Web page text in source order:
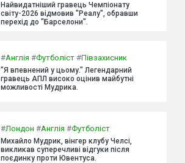
Найвидатніший гравець Чемпіонату
світу-2026 відмовив "Реалу", обравши
перехід до "Барселони".
#Англія #Футболіст #Півзахисник
"Я впевнений у цьому." Легендарний
гравець АПЛ високо оцінив майбутні
можливості Мудрика.
#Лондон #Англія #Футболіст
Михайло Мудрик, вінгер клубу Челсі,
викликав суперечливі відгуки після
поєдинку проти Ювентуса.